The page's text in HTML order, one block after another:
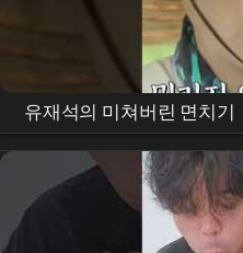
유재석의 미쳐버린 면치기
) #유재석 #